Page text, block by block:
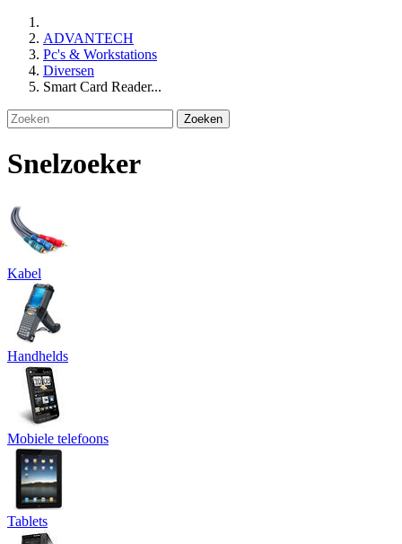
ADVANTECH
Pc's & Workstations
Diversen
Smart Card Reader...
Zoeken
Snelzoeker
Kabel
Handhelds
Mobiele telefoons
Tablets